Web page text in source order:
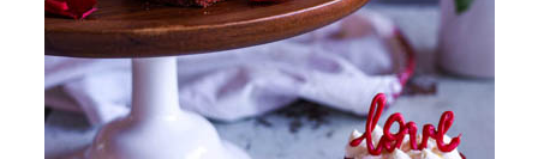
Doświadczenie
Aby nasza
strona
internetowa
działała jak
najlepiej